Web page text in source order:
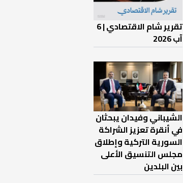
تقرير شام الاقتصادي | 6
آب 2026
الشيباني وفيدان يبحثان
في أنقرة تعزيز الشراكة
السورية التركية وإطلاق
مجلس التنسيق الأعلى
بين البلدين